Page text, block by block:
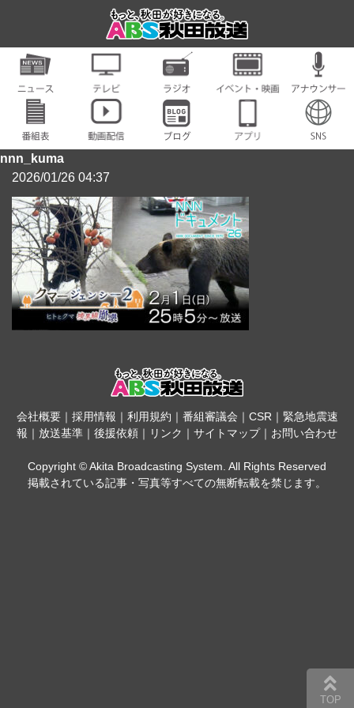
nnn_kuma
2026/01/26 04:37
会社概要｜ 採用情報 ｜ 利用規約 ｜ 番組審議会 ｜ CSR｜ 緊急地震速
報 ｜ 放送基準 ｜ 後援依頼 ｜ リンク ｜ サイトマップ｜ お問い合わせ
Copyright © Akita Broadcasting System. All Rights Reserved
掲載されている記事・写真等すべての無断転載を禁じます。